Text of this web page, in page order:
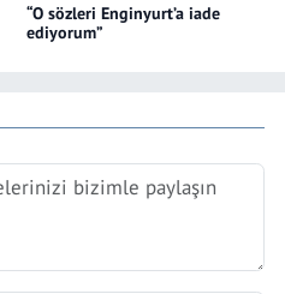
“O sözleri Enginyurt’a iade
ediyorum”